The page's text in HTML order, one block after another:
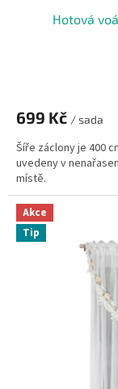
Hotová
699 Kč / sada
Šíře záclony je 400
uvedeny v
místě.
Akce
Tip